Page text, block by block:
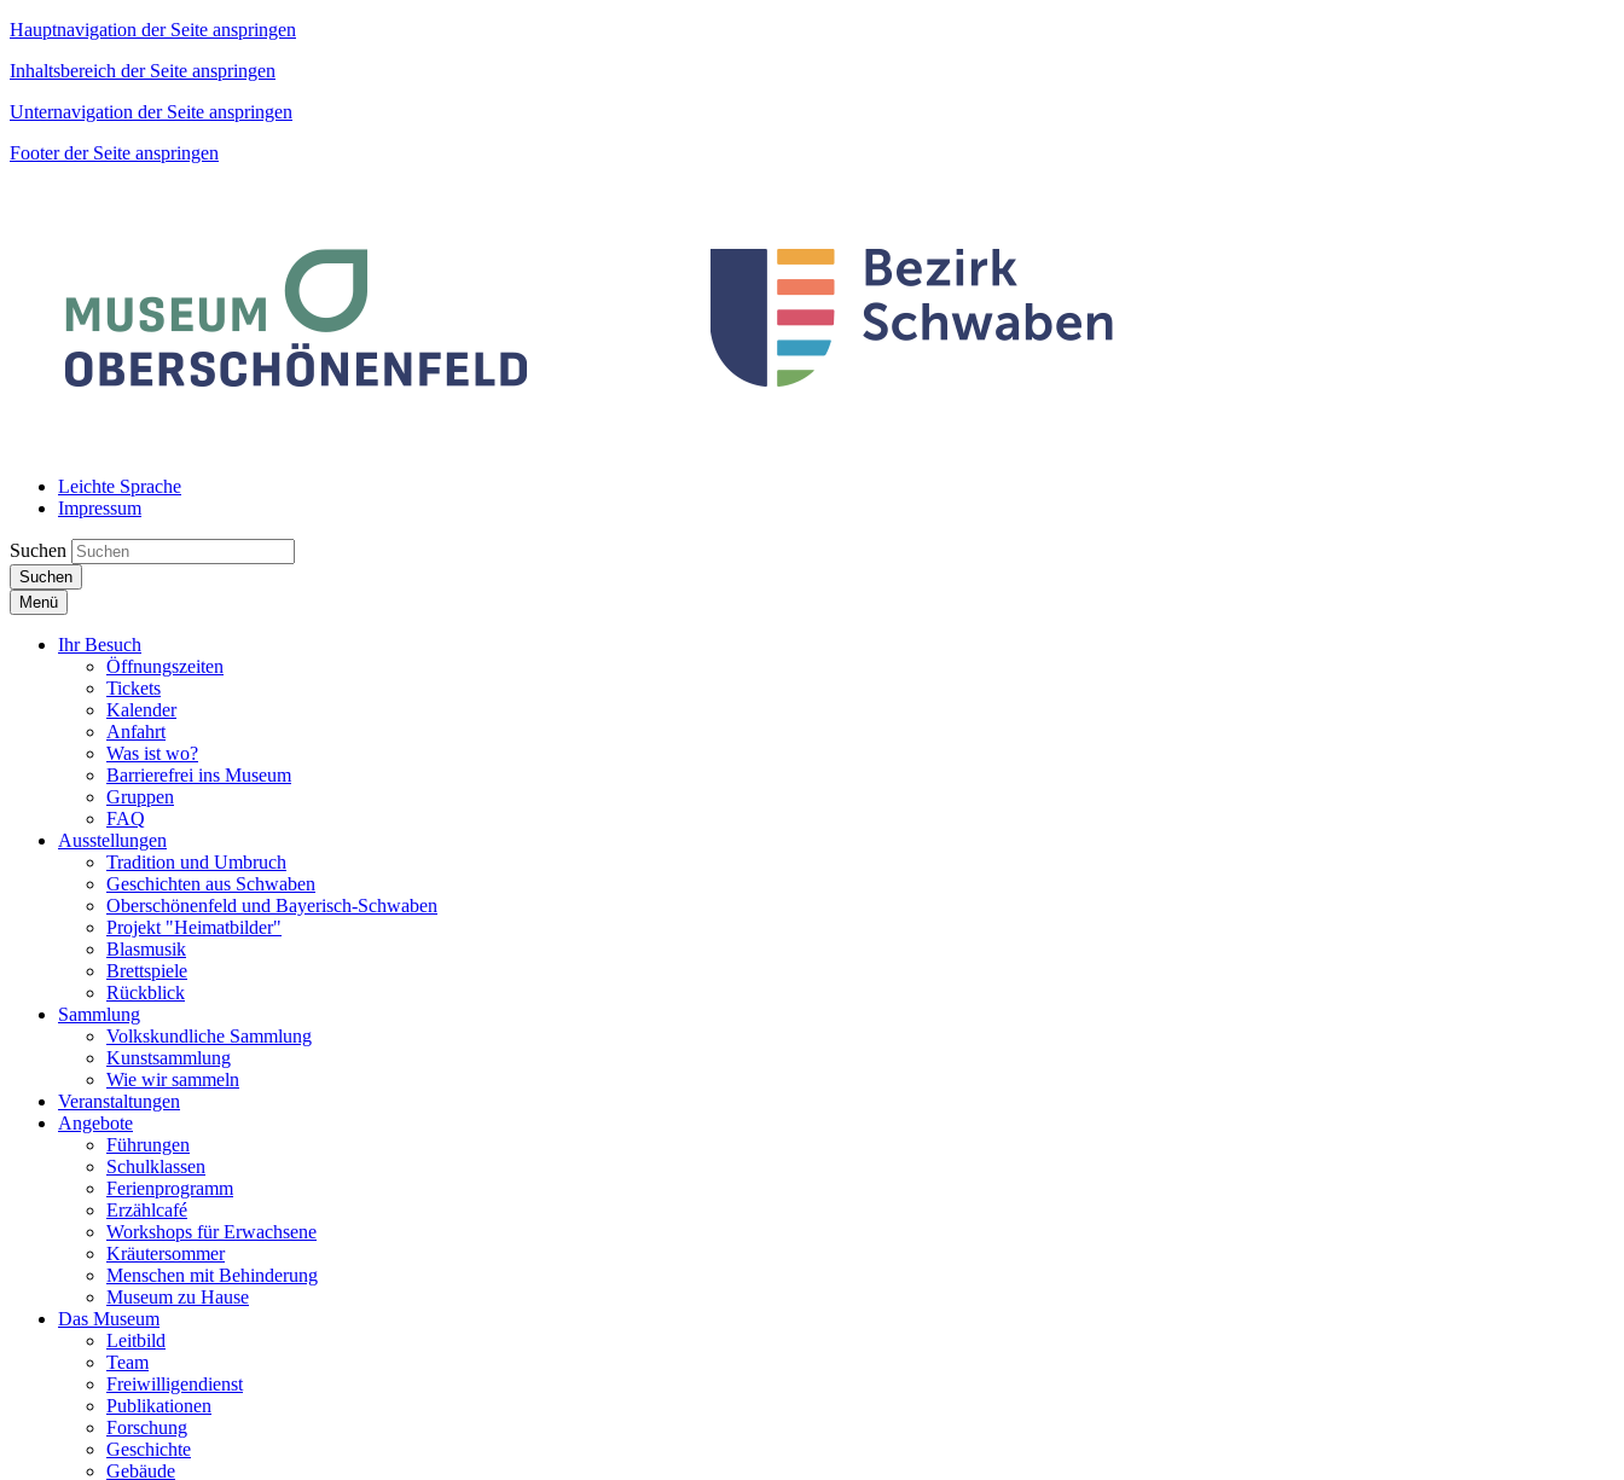
Hauptnavigation der Seite anspringen
Inhaltsbereich der Seite anspringen
Unternavigation der Seite anspringen
Footer der Seite anspringen
Leichte Sprache
Impressum
Suchen
Suchen
Menü
Ihr Besuch
Öffnungszeiten
Tickets
Kalender
Anfahrt
Was ist wo?
Barrierefrei ins Museum
Gruppen
FAQ
Ausstellungen
Tradition und Umbruch
Geschichten aus Schwaben
Oberschönenfeld und Bayerisch-Schwaben
Projekt "Heimatbilder"
Blasmusik
Brettspiele
Rückblick
Sammlung
Volkskundliche Sammlung
Kunstsammlung
Wie wir sammeln
Veranstaltungen
Angebote
Führungen
Schulklassen
Ferienprogramm
Erzählcafé
Workshops für Erwachsene
Kräutersommer
Menschen mit Behinderung
Museum zu Hause
Das Museum
Leitbild
Team
Freiwilligendienst
Publikationen
Forschung
Geschichte
Gebäude